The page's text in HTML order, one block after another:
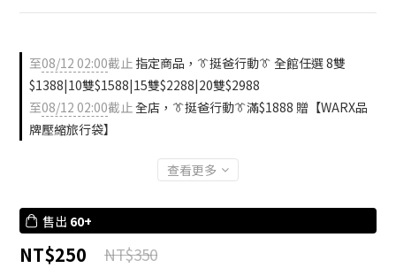
至08/12 02:00截止 指定商品，👔挺爸行動👔 全館任選 8雙
$1388|10雙$1588|15雙$2288|20雙$2988
至08/12 02:00截止全店，👔挺爸行動👔滿$1888 贈【WARX品
牌壓縮旅行袋】
查看更多
售出 60+
NT$250 NT$350